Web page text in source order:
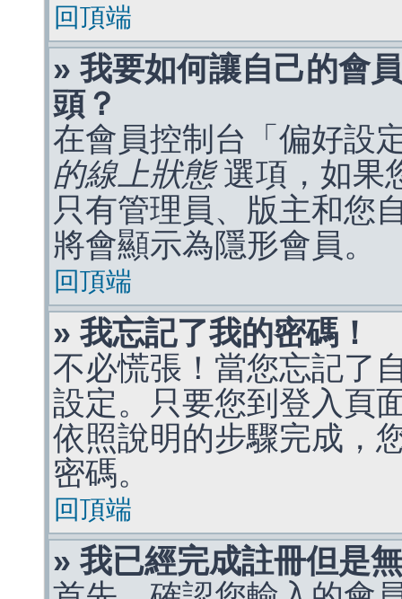
回頂端
» 我要如何讓自己的會
頭？
在會員控制台「偏好設
的線上狀態選項，如果
只有管理員、版主和您
將會顯示為隱形會員。
回頂端
» 我忘記了我的密碼！
不必慌張！當您忘記了
設定。只要您到登入頁
依照說明的步驟完成，
密碼。
回頂端
» 我已經完成註冊但是